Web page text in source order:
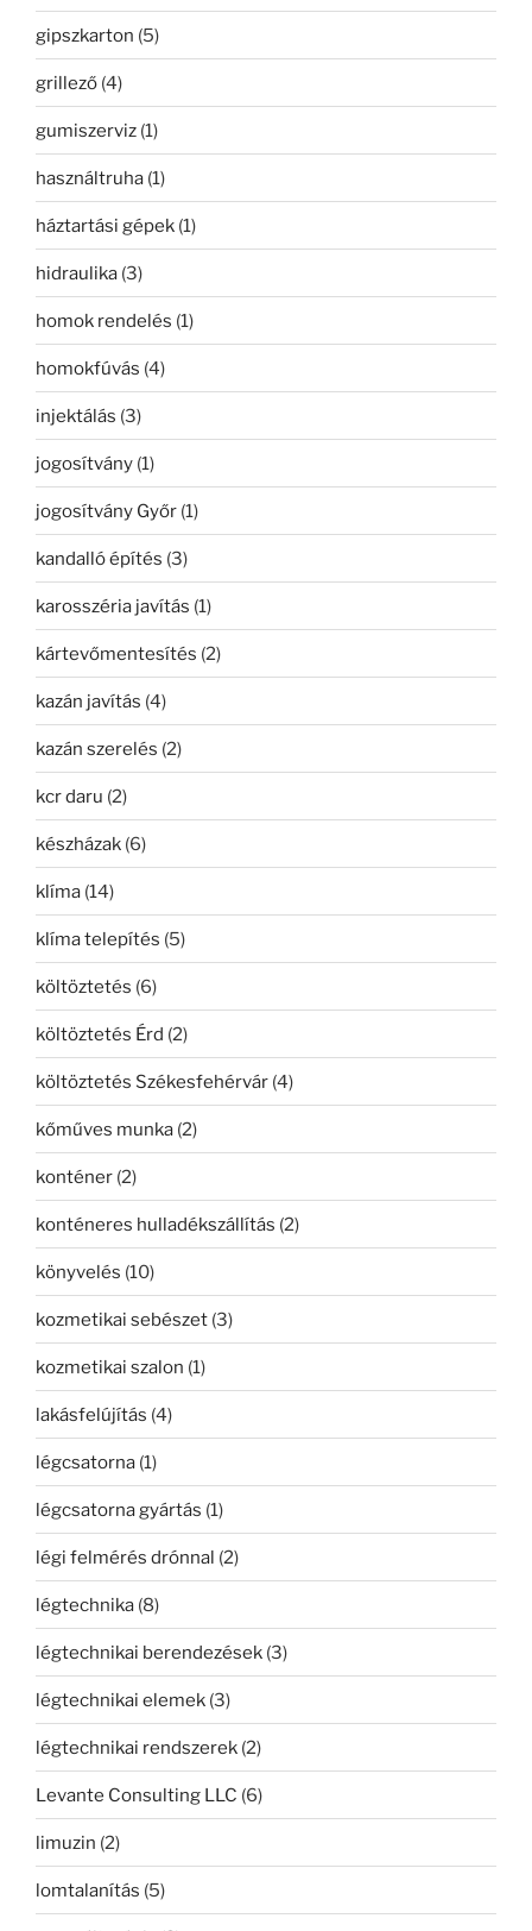
gipszkarton (5)
grillező (4)
gumiszerviz (1)
használtruha (1)
háztartási gépek (1)
hidraulika (3)
homok rendelés (1)
homokfúvás (4)
injektálás (3)
jogosítvány (1)
jogosítvány Győr (1)
kandalló építés (3)
karosszéria javítás (1)
kártevőmentesítés (2)
kazán javítás (4)
kazán szerelés (2)
kcr daru (2)
készházak (6)
klíma (14)
klíma telepítés (5)
költöztetés (6)
költöztetés Érd (2)
költöztetés Székesfehérvár (4)
kőműves munka (2)
konténer (2)
konténeres hulladékszállítás (2)
könyvelés (10)
kozmetikai sebészet (3)
kozmetikai szalon (1)
lakásfelújítás (4)
légcsatorna (1)
légcsatorna gyártás (1)
légi felmérés drónnal (2)
légtechnika (8)
légtechnikai berendezések (3)
légtechnikai elemek (3)
légtechnikai rendszerek (2)
Levante Consulting LLC (6)
limuzin (2)
lomtalanítás (5)